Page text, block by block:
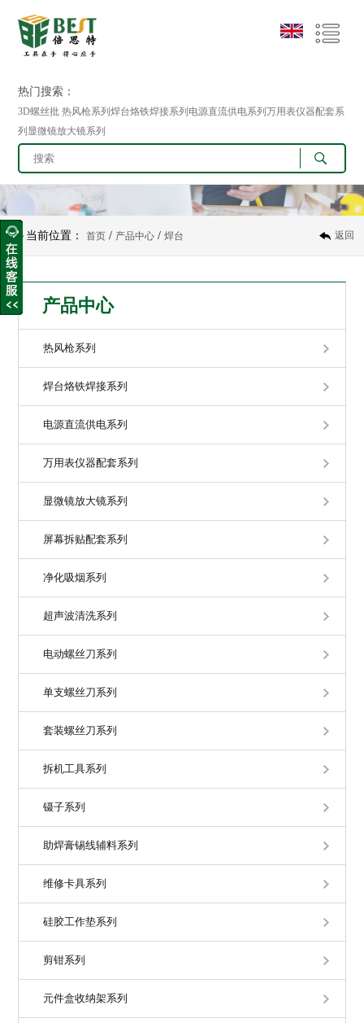
热门搜索：
3D螺丝批 热风枪系列焊台烙铁焊接系列电源直流供电系列万用表仪器配套系
列显微镜放大镜系列
返回
当前位置：首页 / 产品中心 /焊台
产品中心
热风枪系列
焊台烙铁焊接系列
电源直流供电系列
万用表仪器配套系列
显微镜放大镜系列
屏幕拆贴配套系列
净化吸烟系列
超声波清洗系列
电动螺丝刀系列
单支螺丝刀系列
套装螺丝刀系列
拆机工具系列
镊子系列
助焊膏锡线辅料系列
维修卡具系列
硅胶工作垫系列
剪钳系列
元件盒收纳架系列